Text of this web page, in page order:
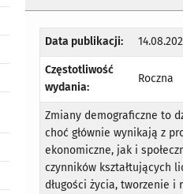
Data publikacji:
Częstotliwość
wydania:
Roczna
Zmiany demograficzne to
choć głównie wynikają z
ekonomiczne, jak i spo
czynników kształtujących
długości życia, tworzenie i